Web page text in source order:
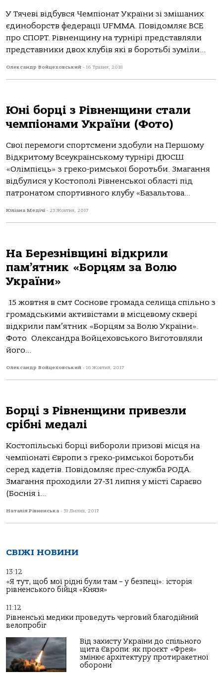
У Тячеві відбувся Чемпіонат України зі змішаних
єдиноборств федерації UFMMA. Повідомляє ВСЕ
про СПОРТ. Рівненщину на турнірі представляли
представники двох клубів які в боротьбі зуміли...
Олександр Войцеховський - 16 Травня, 2018
Юні борці з Рівненщини стали
чемпіонами України (Фото)
Свої перемоги спортсмени здобули на Першому
Відкритому Всеукраїнському турнірі ДЮСШ
«Олімпієць» з греко-римської боротьби. Змагання
відбулися у Костополі Рівненської області під
патронатом спортивного клубу «Базальтова...
Юліана Медічі - 23 Жовтня, 2017
На Березнівщині відкрили
пам’ятник «Борцям за Волю
України»
15 жовтня в смт Соснове громада селища спільно з
громадськими активістами в місцевому сквері
відкрили пам’ятник «Борцям за Волю України».
Фото Олександра Войцеховського Виготовляли
його...
Олександр Войцеховський - 16 Жовтня, 2017
Борці з Рівненщини привезли
срібні медалі
Костопільські борці вибороли призові місця на
чемпіонаті Європи з греко-римської боротьби
серед кадетів. Повідомляє прес-служба РОДА.
Змагання проходили 27-31 липня у місті Сараєво
(Боснія і...
Наталія Рівненська - 31 Липня, 2017
СВІЖІ НОВИНИ
13:12
«Я тут, щоб мої рідні були там – у безпеці»: історія
рівненського бійця «Князя»
11:12
Рівненські медики проведуть черговий благодійний
велопробіг
Від захисту України до спільного
щита Європи: як проєкт «Фрея»
змінює архітектуру протиракетної
оборони